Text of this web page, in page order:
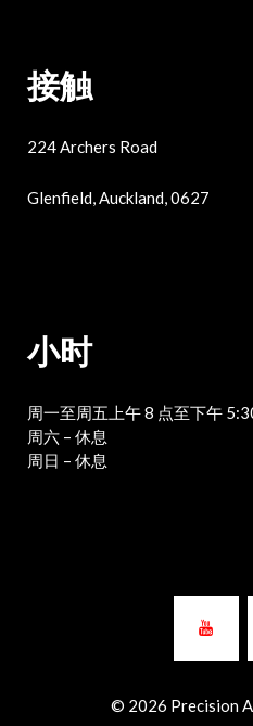
接触
224 Archers Road
Glenfield, Auckland, 0627
小时
周一至周五上午 8 点至下午
周六 – 休息
周日 – 休息
© 2026 Precision